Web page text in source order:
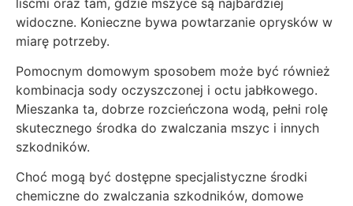
widoczne. Konieczne bywa powtarzanie oprysków w
miarę potrzeby.
Pomocnym domowym sposobem może być również
kombinacja sody oczyszczonej i octu jabłkowego.
Mieszanka ta, dobrze rozcieńczona wodą, pełni rolę
skutecznego środka do zwalczania mszyc i innych
szkodników.
Choć mogą być dostępne specjalistyczne środki
chemiczne do zwalczania szkodników, domowe